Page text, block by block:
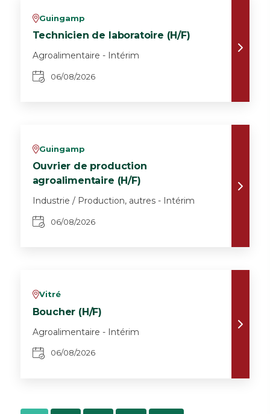
vGuingamp
Technicien de laboratoire (H/F)
Agroalimentaire - Intérim
06/08/2026
vGuingamp
Ouvrier de production
agroalimentaire (H/F)
Industrie / Production, autres - Intérim
06/08/2026
vVitré
Boucher (H/F)
Agroalimentaire - Intérim
06/08/2026